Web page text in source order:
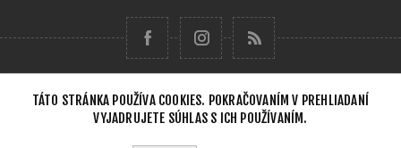
TÁTO STRÁNKA POUŽÍVA COOKIES. POKRAČOVANÍM V PREHLIADANÍ
VYJADRUJETE SÚHLAS S ICH POUŽÍVANÍM.